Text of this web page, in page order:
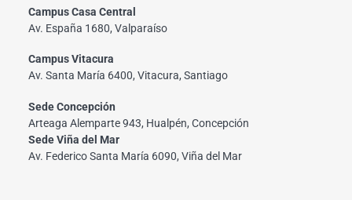
Campus Casa Central
Av. España 1680, Valparaíso
Campus Vitacura
Av. Santa María 6400, Vitacura, Santiago
Sede Concepción
Arteaga Alemparte 943, Hualpén, Concepción
Sede Viña del Mar
Av. Federico Santa María 6090, Viña del Mar